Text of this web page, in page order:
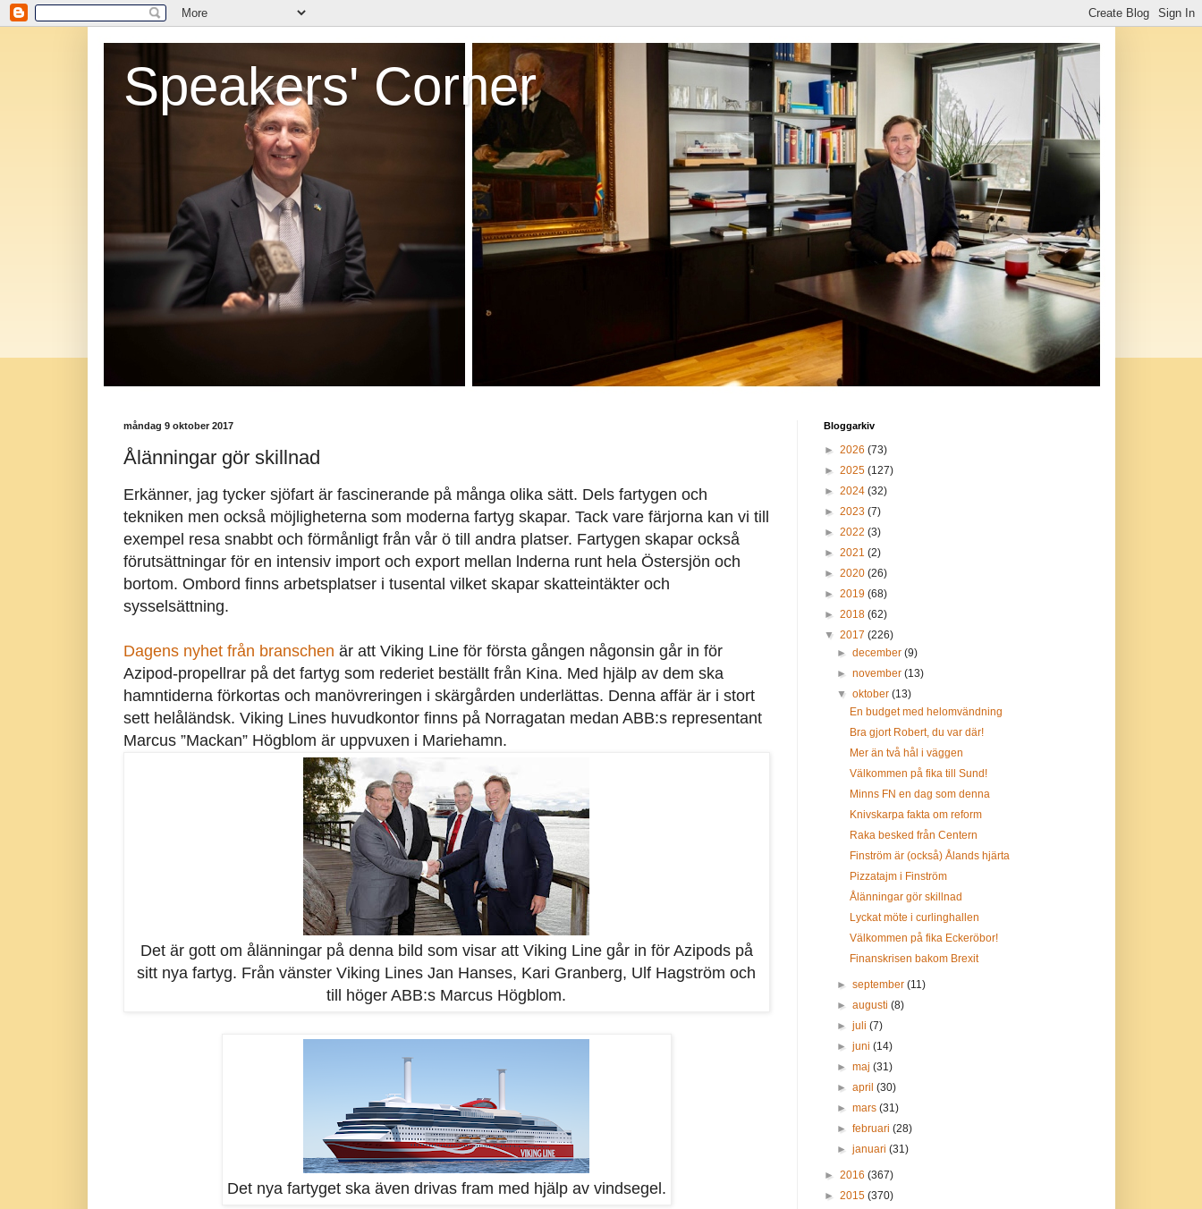
Speakers' Corner
måndag 9 oktober 2017
Ålänningar gör skillnad
Erkänner, jag tycker sjöfart är fascinerande på många olika sätt. Dels fartygen och
tekniken men också möjligheterna som moderna fartyg skapar. Tack vare färjorna kan vi till
exempel resa snabbt och förmånligt från vår ö till andra platser. Fartygen skapar också
förutsättningar för en intensiv import och export mellan lnderna runt hela Östersjön och
bortom. Ombord finns arbetsplatser i tusental vilket skapar skatteintäkter och
sysselsättning.
Dagens nyhet från branschen är att Viking Line för första gången någonsin går in för
Azipod-propellrar på det fartyg som rederiet beställt från Kina. Med hjälp av dem ska
hamntiderna förkortas och manövreringen i skärgården underlättas. Denna affär är i stort
sett helåländsk. Viking Lines huvudkontor finns på Norragatan medan ABB:s representant
Marcus ”Mackan” Högblom är uppvuxen i Mariehamn.
Det är gott om ålänningar på denna bild som visar att Viking Line går in för Azipods på
sitt nya fartyg. Från vänster Viking Lines Jan Hanses, Kari Granberg, Ulf Hagström och
till höger ABB:s Marcus Högblom.
Det nya fartyget ska även drivas fram med hjälp av vindsegel.
Bloggarkiv
► 2026 (73)
► 2025 (127)
► 2024 (32)
► 2023 (7)
► 2022 (3)
► 2021 (2)
► 2020 (26)
► 2019 (68)
► 2018 (62)
▼ 2017 (226)
► december (9)
► november (13)
▼ oktober (13)
En budget med helomvändning
Bra gjort Robert, du var där!
Mer än två hål i väggen
Välkommen på fika till Sund!
Minns FN en dag som denna
Knivskarpa fakta om reform
Raka besked från Centern
Finström är (också) Ålands hjärta
Pizzatajm i Finström
Ålänningar gör skillnad
Lyckat möte i curlinghallen
Välkommen på fika Eckeröbor!
Finanskrisen bakom Brexit
► september (11)
► augusti (8)
► juli (7)
► juni (14)
► maj (31)
► april (30)
► mars (31)
► februari (28)
► januari (31)
► 2016 (367)
► 2015 (370)